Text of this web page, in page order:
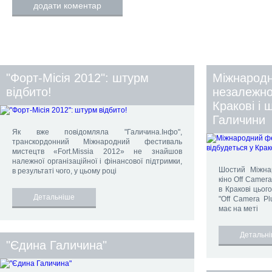
додати коментар
"Форт-Місія 2012": штурм
відбито!
Як вже повідомляла "Галичина.Інфо",
транскордонний Міжнародний фестиваль
мистецтв «Fort.Мissia 2012» не знайшов
належної організаційної і фінансової підтримки,
в результаті чого, у цьому році
Детальніше
Кракові і
Галичини
Шостий
кіно Off
в Кракові
"Off Camera
має на меті
"Єдина Галичина"